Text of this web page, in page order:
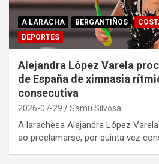
A LARACHA BERGANTIÑOS
DEPORTES
Alejandra López Varela
de España de ximnasia
consecutiva
2026-07-29 Samu Silvosa
A larachesa Alejandra López
ao proclamarse, por quinta vez